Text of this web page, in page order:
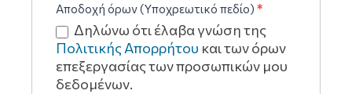
Αποδοχή όρων (Υποχρεωτικό πεδίο) *
Δηλώνω ότι έλαβα γνώση της
Πολιτικής Απορρήτου και των όρων
επεξεργασίας των προσωπικών μου
δεδομένων.